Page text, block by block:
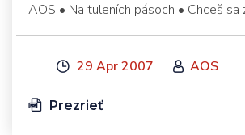
AOS • Na tuleních pásoch • Chceš sa
29 Apr 2007 AOS
Prezrieť